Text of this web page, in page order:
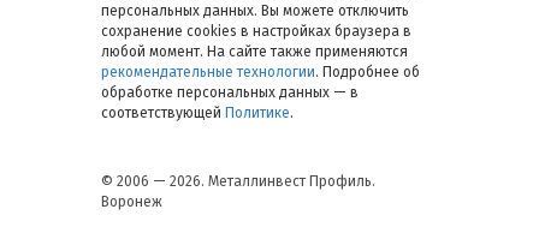
персональных данных. Вы можете отключить
сохранение cookies в настройках браузера в
любой момент. На сайте также применяются
рекомендательные технологии. Подробнее об
обработке персональных данных — в
соответствующей Политике.
© 2006 — 2026. Металлинвест Профиль.
Воронеж